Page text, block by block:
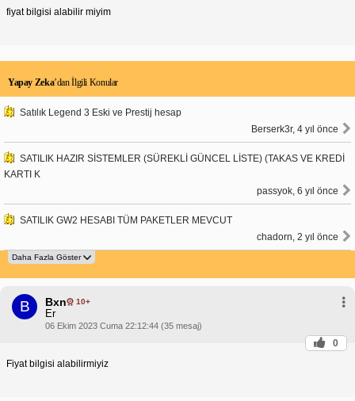
fiyat bilgisi alabilir miyim
Yapay Zeka’dan İlgili Konular
Satılık Legend 3 Eski ve Prestij hesap
Berserk3r, 4 yıl önce
SATILIK HAZIR SİSTEMLER (SÜREKLİ GÜNCEL LİSTE) (TAKAS VE KREDİ
KARTI K
passyok, 6 yıl önce
SATILIK GW2 HESABI TÜM PAKETLER MEVCUT
chadorn, 2 yıl önce
B Bxn 10+
Er
06 Ekim 2023 Cuma 22:12:44 (35 mesaj)
0
Fiyat bilgisi alabilirmiyiz